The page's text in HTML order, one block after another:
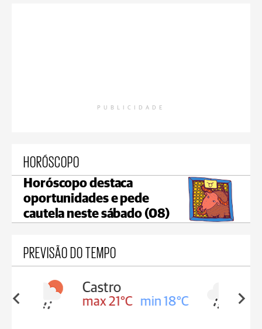
PUBLICIDADE
HORÓSCOPO
Horóscopo destaca
oportunidades e pede
cautela neste sábado (08)
PREVISÃO DO TEMPO
18°C
Carambeí
max 20°C min 18°C